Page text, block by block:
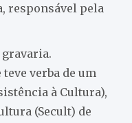
responsável pela
gravaria.
verba de um
à Cultura),
(Secult) de